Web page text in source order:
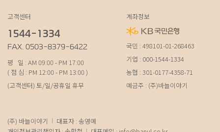
고객센터
1544-1334
FAX. 0503-8379-6422
평 일 : AM 09:00 - PM 17:00
( 점 심 : PM 12:00 - PM 13:00 )
(고객센터) 토/일/공휴일 휴무
계좌정보
국민 : 498101-01-268463
기업 : 000-1544-1334
농협 : 301-0177-4358-71
예금주 : (주)바늘이야기
(주) 바늘이야기
대표자 : 송영예